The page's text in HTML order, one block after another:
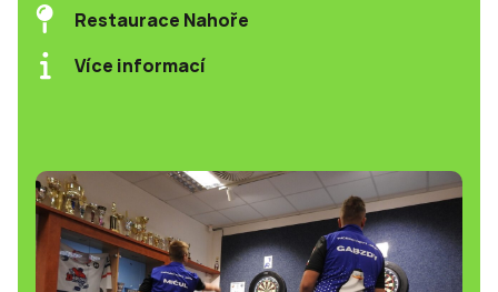
Restaurace Nahoře
Více informací